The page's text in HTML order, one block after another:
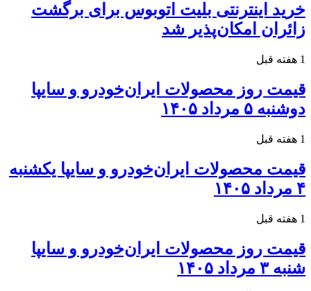
خرید اینترنتی بلیت اتوبوس برای برگشت
زائران امکان‌پذیر شد
1 هفته قبل
قیمت روز محصولات ایران‌خودرو و سایپا
دوشنبه ۵ مرداد ۱۴۰۵
1 هفته قبل
قیمت محصولات ایران‌خودرو و سایپا یکشنبه
۴ مرداد ۱۴۰۵
1 هفته قبل
قیمت روز محصولات ایران‌خودرو و سایپا
شنبه ۳ مرداد ۱۴۰۵